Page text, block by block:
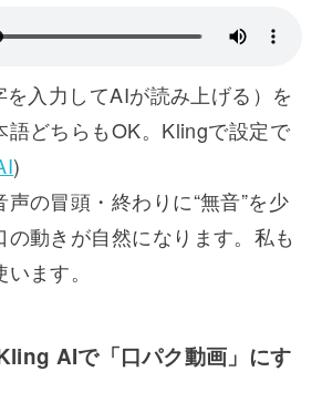
を入力してAIが読み上げる）を
語どちらもOK。Klingで設定で
)
の冒頭・終わりに“無音”を少
の動きが自然になります。私も
ます。
AIで「口パク動画」にす